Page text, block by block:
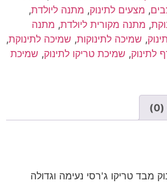
, מצעים לתינוק, מתנה ליולדת,
, מתנה מקורית ליולדת, מתנה
, שמיכה לתינוקות, שמיכה לתינוקת,
לתינוק, שמיכת טריקו לתינוק, שמיכת
מבד טריקו ג'רסי נעימה וגדולה